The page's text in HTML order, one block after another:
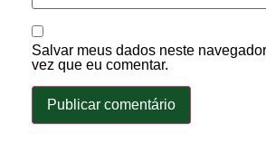
Salvar meus dados neste
vez que eu comentar.